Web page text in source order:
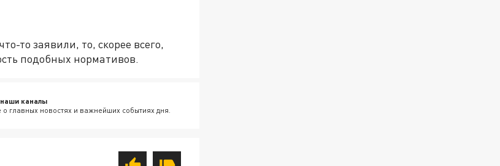
то заявили, то, скорее всего,
подобных нормативов.
каналы
главных новостях и важнейших событиях дня.